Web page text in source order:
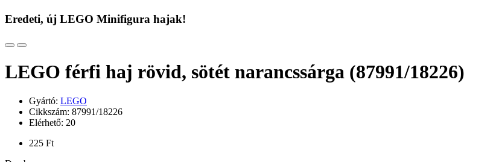
Eredeti, új LEGO Minifigura hajak!
LEGO férfi haj rövid, sötét narancssárga (87991/18226)
Gyártó: LEGO
Cikkszám: 87991/18226
Elérhető: 20
225 Ft